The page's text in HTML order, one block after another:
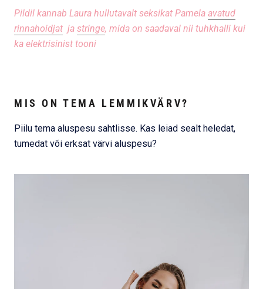
Pildil kannab Laura hullutavalt seksikat Pamela avatud
rinnahoidjat ja stringe, mida on saadaval nii tuhkhalli kui
ka elektrisinist tooni
MIS ON TEMA LEMMIKVÄRV?
Piilu tema aluspesu sahtlisse. Kas leiad sealt heledat,
tumedat või erksat värvi aluspesu?